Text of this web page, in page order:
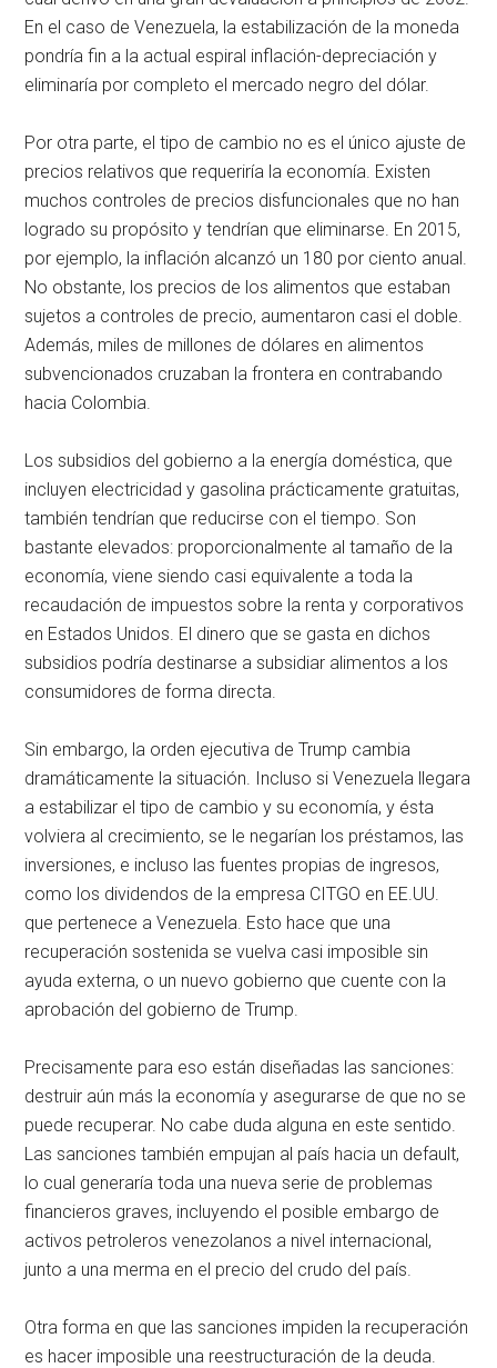
En el caso de Venezuela, la estabilización de la moneda
pondría fin a la actual espiral inflación-depreciación y
eliminaría por completo el mercado negro del dólar.
Por otra parte, el tipo de cambio no es el único ajuste de
precios relativos que requeriría la economía. Existen
muchos controles de precios disfuncionales que no han
logrado su propósito y tendrían que eliminarse. En 2015,
por ejemplo, la inflación alcanzó un 180 por ciento anual.
No obstante, los precios de los alimentos que estaban
sujetos a controles de precio, aumentaron casi el doble.
Además, miles de millones de dólares en alimentos
subvencionados cruzaban la frontera en contrabando
hacia Colombia.
Los subsidios del gobierno a la energía doméstica, que
incluyen electricidad y gasolina prácticamente gratuitas,
también tendrían que reducirse con el tiempo. Son
bastante elevados: proporcionalmente al tamaño de la
economía, viene siendo casi equivalente a toda la
recaudación de impuestos sobre la renta y corporativos
en Estados Unidos. El dinero que se gasta en dichos
subsidios podría destinarse a subsidiar alimentos a los
consumidores de forma directa.
Sin embargo, la orden ejecutiva de Trump cambia
dramáticamente la situación. Incluso si Venezuela llegara
a estabilizar el tipo de cambio y su economía, y ésta
volviera al crecimiento, se le negarían los préstamos, las
inversiones, e incluso las fuentes propias de ingresos,
como los dividendos de la empresa CITGO en EE.UU.
que pertenece a Venezuela. Esto hace que una
recuperación sostenida se vuelva casi imposible sin
ayuda externa, o un nuevo gobierno que cuente con la
aprobación del gobierno de Trump.
Precisamente para eso están diseñadas las sanciones:
destruir aún más la economía y asegurarse de que no se
puede recuperar. No cabe duda alguna en este sentido.
Las sanciones también empujan al país hacia un default,
lo cual generaría toda una nueva serie de problemas
financieros graves, incluyendo el posible embargo de
activos petroleros venezolanos a nivel internacional,
junto a una merma en el precio del crudo del país.
Otra forma en que las sanciones impiden la recuperación
es hacer imposible una reestructuración de la deuda.